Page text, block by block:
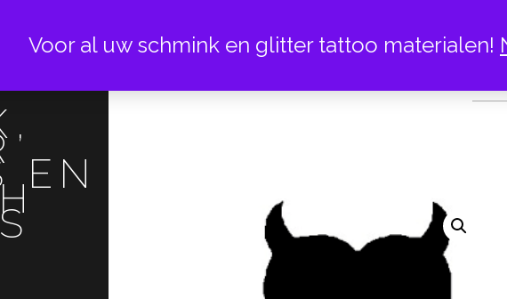
EN
Voor al uw schmink en glitter tattoo materialen!